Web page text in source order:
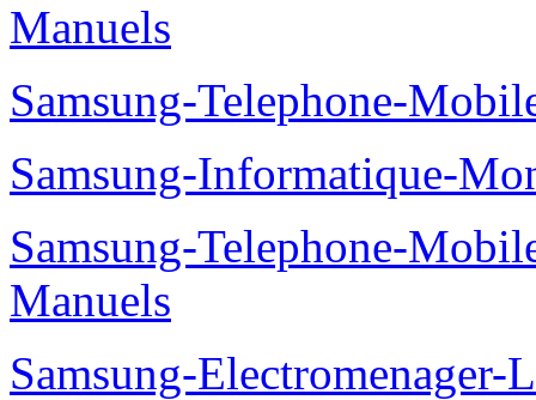
Manuels
Samsung-Telephone-
Samsung-Informatique-
Samsung-Telephone-
Manuels
Samsung-